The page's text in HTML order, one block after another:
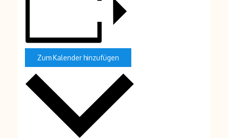
Zum Kalender hinzufügen